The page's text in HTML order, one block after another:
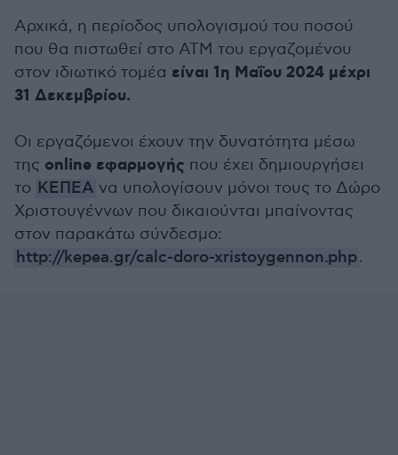
Αρχικά, η περίοδος υπολογισμού του ποσού
που θα πιστωθεί στο ATM του εργαζομένου
στον ιδιωτικό τομέα είναι 1η Μαΐου 2024 μέχρι
31 Δεκεμβρίου.
Οι εργαζόμενοι έχουν την δυνατότητα μέσω
της online εφαρμογής που έχει δημιουργήσει
το ΚΕΠΕΑ να υπολογίσουν μόνοι τους το Δώρο
Χριστουγέννων που δικαιούνται μπαίνοντας
στον παρακάτω σύνδεσμο:
http://kepea.gr/calc-doro-xristoygennon.php.